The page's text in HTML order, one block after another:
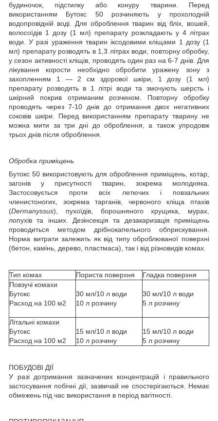
будиночок, підстилку або конуру тварини. Перед
використанням Бутокс 50 розчиняють у прохолодній
водопровідній воді. Для оброблення тварин від бліх, вошей,
волосоїдів 1 дозу (1 мл) препарату розкладають у 4 літрах
води. У разі ураження тварин іксодовими кліщами 1 дозу (1
мл) препарату розводять в 1,3 літрах води, повторну обробку,
у сезон активності кліщів, проводять один раз на 6-7 днів. Для
лікування корости необхідно обробити уражену зону з
захопленням 1 — 2 см здорової шкіри, 1 дозу (1 мл)
препарату розводять в 1 літрі води та змочують шерсть і
шкірний покрив отриманим розчином. Повторну обробку
проводять через 7-10 днів до отримання двох негативних
соковів шкіри. Перед використанням препарату тварину не
можна мити за три дні до оброблення, а також упродовж
трьох днів після оброблення.
Обробка приміщень
Бутокс 50 використовують для оброблення приміщень, котар,
загонів у присутності тварин, зокрема молодняка.
Застосовується проти всіх летючих і повзальних
членистоногих, зокрема тарганів, червоного кліща птахів
(Dermanyssus), пухоїдів, борошняного хрущика, мурах,
лопухів та інших. Дезінсекція та дезакаризація приміщень
проводиться методом дрібнокапельного обприскування.
Норма витрати залежить як від типу оброблюваної поверхні
(бетон, камінь, дерево, пластмаса), так і від різновидів комах.
Тип комах Пориста поверхня
Гладка поверхня
Повзучі комахи
Бутокс
Расход на 100 м2
30 мл/10 л води
10 л розчину
30 мл/10 л води
5 л розчину
Літальні комахи
Бутокс
Расход на 100 м2
15 мл/10 л води
10 л розчину
15 мл/10 л води
5 л розчину
ПОБУДОВІ ДІЇ
У разі дотримання зазначених концентрацій і правильного
застосування побічні дії, зазвичай не спостерігаються. Немає
обмежень під час використання в період вагітності.